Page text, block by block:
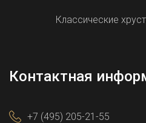
Классические
Контактная
+7 (495) 205-21-55